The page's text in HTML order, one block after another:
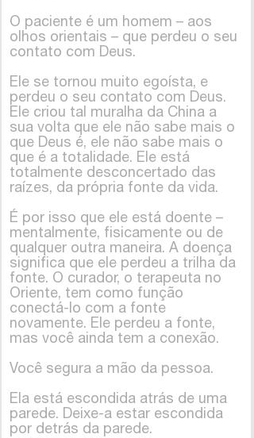
O paciente é um homem – aos
olhos orientais – que perdeu o seu
contato com Deus.
Ele se tornou muito egoísta, e
perdeu o seu contato com Deus.
Ele criou tal muralha da China a
sua volta que ele não sabe mais o
que Deus é, ele não sabe mais o
que é a totalidade. Ele está
totalmente desconcertado das
raízes, da própria fonte da vida.
É por isso que ele está doente –
mentalmente, fisicamente ou de
qualquer outra maneira. A doença
significa que ele perdeu a trilha da
fonte. O curador, o terapeuta no
Oriente, tem como função
conectá-lo com a fonte
novamente. Ele perdeu a fonte,
mas você ainda tem a conexão.
Você segura a mão da pessoa.
Ela está escondida atrás de uma
parede. Deixe-a estar escondida
por detrás da parede.